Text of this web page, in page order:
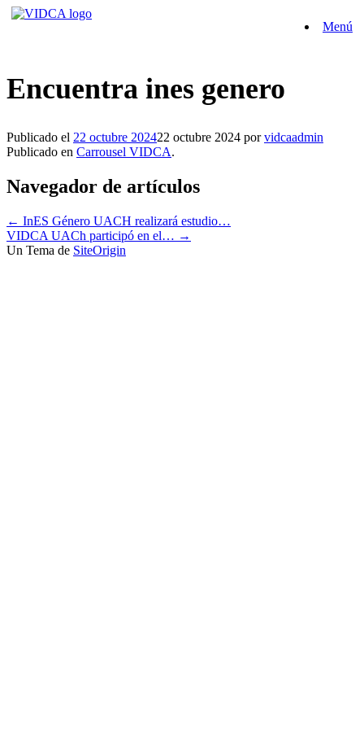
Saltar
Menú
Encuentra ines genero
Publicado el 22 octubre 202422 octubre 2024 porvidcaadmin
Publicado en Carrousel VIDCA.
Navegador de artículos
← InES Género UACH realizará estudio…
VIDCA UACh participó en el… →
Un Tema de SiteOrigin